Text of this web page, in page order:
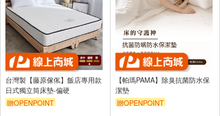
台灣製【藤原傢俬】飯店專用款
日式獨立筒床墊-偏硬
贈OPENPOINT
【帕瑪PAMA】除臭抗菌防水保
潔墊
贈OPENPOINT